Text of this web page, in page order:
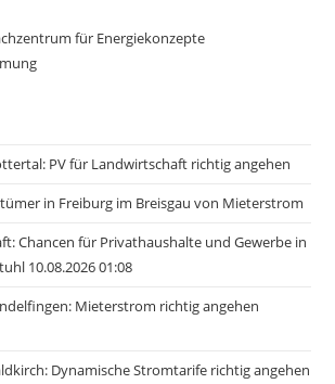
für Energiekonzepte
PV für Landwirtschaft richtig angehen
in Freiburg im Breisgau von Mieterstrom
Chancen für Privathaushalte und Gewerbe in
10.08.2026 01:08
Mieterstrom richtig angehen
Dynamische Stromtarife richtig angehen